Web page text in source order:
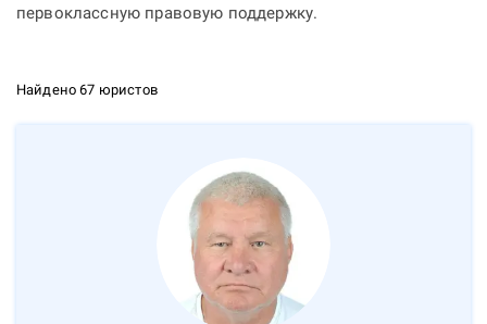
первоклассную правовую поддержку.
Найдено 67 юристов